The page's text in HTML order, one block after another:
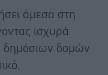
άμεσα στη
ισχυρά
δημόσιων δομών